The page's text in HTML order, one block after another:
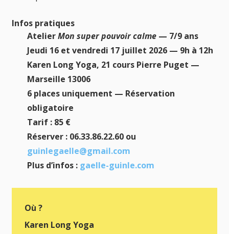
Infos pratiques
AtelierMon super pouvoir calme — 7/9 ans
Jeudi 16 et vendredi 17 juillet 2026 — 9h à 12h
Karen Long Yoga, 21 cours Pierre Puget —
Marseille 13006
6 places uniquement — Réservation
obligatoire
Tarif : 85 €
Réserver : 06.33.86.22.60 ou
guinlegaelle@gmail.com
Plus d’infos : gaelle-guinle.com
Où ?
Karen Long Yoga